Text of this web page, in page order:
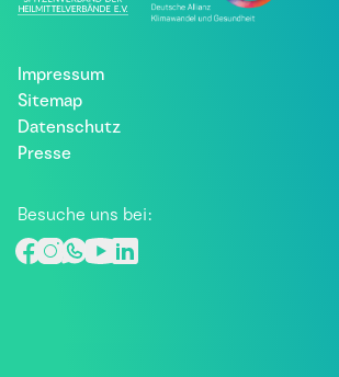
Impressum
Sitemap
Datenschutz
Presse
Besuche uns bei: